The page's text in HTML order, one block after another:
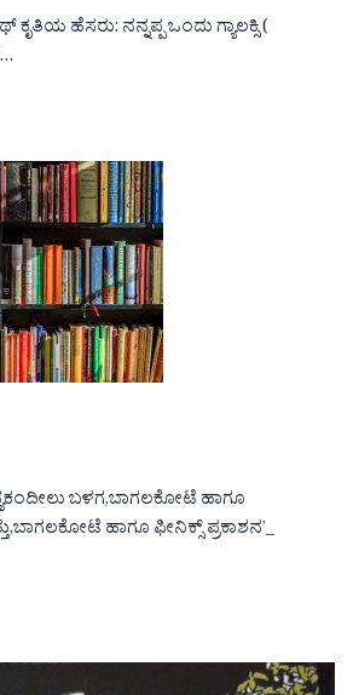
ಹೆಸರು: ನನ್ನಪ್ಪ ಒಂದು ಗ್ಯಾಲಕ್ಸಿ (
ಬಳಗ,ಬಾಗಲಕೋಟೆ ಹಾಗೂ
ಹಾಗೂ ಫೀನಿಕ್ಸ್ ಪ್ರಕಾಶನ’_